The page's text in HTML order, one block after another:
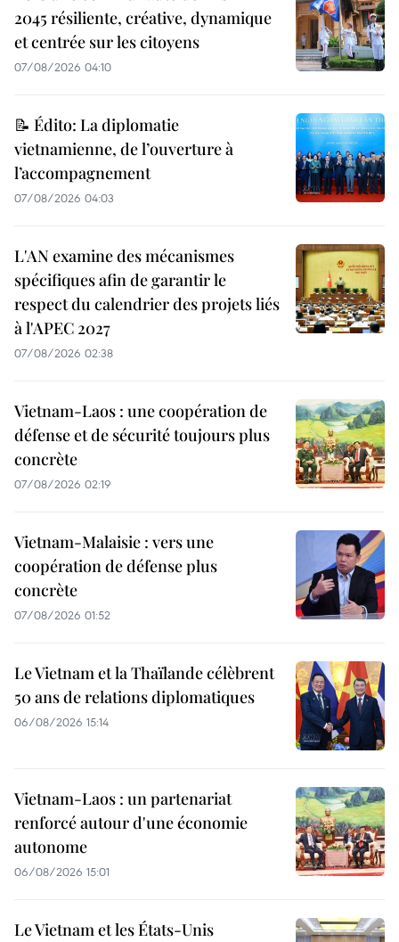
2045 résiliente, créative, dynamique
et centrée sur les citoyens
07/08/2026 04:10
📝 Édito: La diplomatie
vietnamienne, de l’ouverture à
l’accompagnement
07/08/2026 04:03
L'AN examine des mécanismes
spécifiques afin de garantir le
respect du calendrier des projets liés
à l'APEC 2027
07/08/2026 02:38
Vietnam-Laos : une coopération de
défense et de sécurité toujours plus
concrète
07/08/2026 02:19
Vietnam-Malaisie : vers une
coopération de défense plus
concrète
07/08/2026 01:52
Le Vietnam et la Thaïlande célèbrent
50 ans de relations diplomatiques
06/08/2026 15:14
Vietnam-Laos : un partenariat
renforcé autour d'une économie
autonome
06/08/2026 15:01
Le Vietnam et les États-Unis